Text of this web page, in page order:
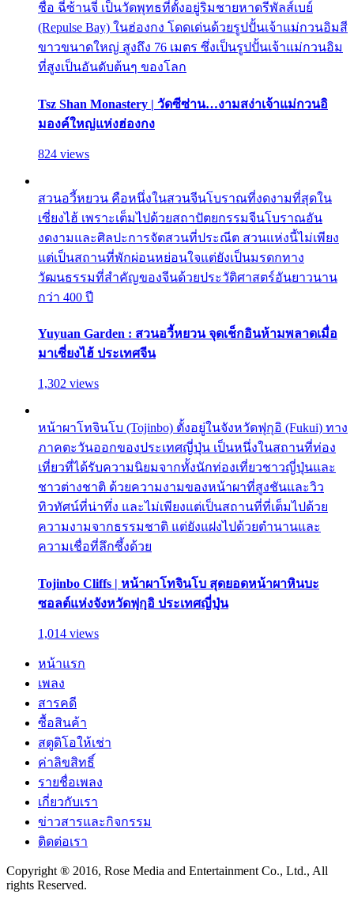
ชื่อ ฉี่ซ้านจี๋ เป็นวัดพุทธที่ตั้งอยู่ริมชายหาดรีพัลส์เบย์
(Repulse Bay) ในฮ่องกง โดดเด่นด้วยรูปปั้นเจ้าแม่กวนอิมสี
ขาวขนาดใหญ่ สูงถึง 76 เมตร ซึ่งเป็นรูปปั้นเจ้าแม่กวนอิม
ที่สูงเป็นอันดับต้นๆ ของโลก
Tsz Shan Monastery | วัดซีซ่าน…งามสง่าเจ้าแม่กวนอิ
มองค์ใหญ่แห่งฮ่องกง
824 views
สวนอวี้หยวน คือหนึ่งในสวนจีนโบราณที่งดงามที่สุดใน
เซี่ยงไฮ้ เพราะเต็มไปด้วยสถาปัตยกรรมจีนโบราณอัน
งดงามและศิลปะการจัดสวนที่ประณีต สวนแห่งนี้ไม่เพียง
แต่เป็นสถานที่พักผ่อนหย่อนใจแต่ยังเป็นมรดกทาง
วัฒนธรรมที่สำคัญของจีนด้วยประวัติศาสตร์อันยาวนาน
กว่า 400 ปี
Yuyuan Garden : สวนอวี้หยวน จุดเช็กอินห้ามพลาดเมื่อ
มาเซี่ยงไฮ้ ประเทศจีน
1,302 views
หน้าผาโทจินโบ (Tojinbo) ตั้งอยู่ในจังหวัดฟุกุอิ (Fukui) ทาง
ภาคตะวันออกของประเทศญี่ปุ่น เป็นหนึ่งในสถานที่ท่อง
เที่ยวที่ได้รับความนิยมจากทั้งนักท่องเที่ยวชาวญี่ปุ่นและ
ชาวต่างชาติ ด้วยความงามของหน้าผาที่สูงชันและวิว
ทิวทัศน์ที่น่าทึ่ง และไม่เพียงแต่เป็นสถานที่ที่เต็มไปด้วย
ความงามจากธรรมชาติ แต่ยังแฝงไปด้วยตำนานและ
ความเชื่อที่ลึกซึ้งด้วย
Tojinbo Cliffs | หน้าผาโทจินโบ สุดยอดหน้าผาหินบะ
ซอลต์แห่งจังหวัดฟุกุอิ ประเทศญี่ปุ่น
1,014 views
หน้าแรก
เพลง
สารคดี
ซื้อสินค้า
สตูดิโอให้เช่า
ค่าลิขสิทธิ์
รายชื่อเพลง
เกี่ยวกับเรา
ข่าวสารและกิจกรรม
ติดต่อเรา
Copyright ® 2016, Rose Media and Entertainment Co., Ltd., All
rights Reserved.